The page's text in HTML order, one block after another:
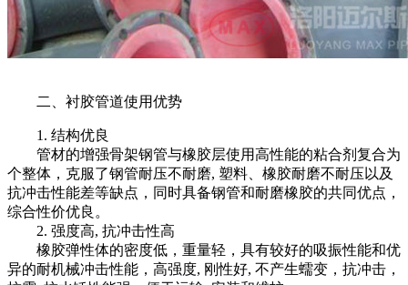
二、衬胶管道使用优势
1. 结构优良
管材的增强骨架钢管与橡胶层使用高性能的粘合剂复合为
个整体，克服了钢管耐压不耐磨, 塑料、橡胶耐磨不耐压以及
抗冲击性能差等缺点，同时具备钢管和耐磨橡胶的共同优点，
综合性价优良。
2. 强度高, 抗冲击性高
橡胶弹性体的密度低，重量轻，具有较好的吸振性能和优
异的耐机械冲击性能，高强度, 刚性好, 不产生蠕变，抗冲击，